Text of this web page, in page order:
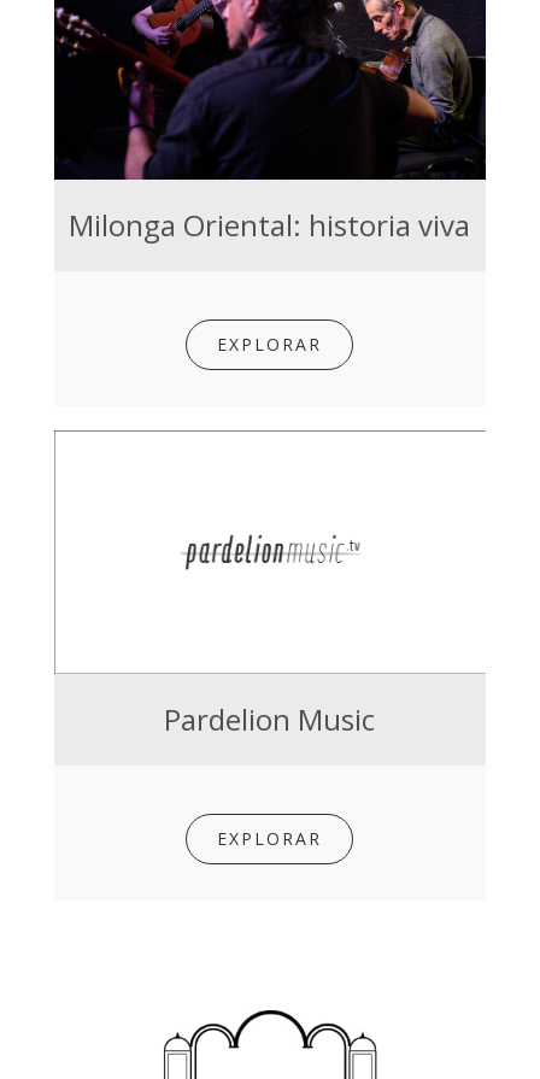
Milonga Oriental: historia viva
EXPLORAR
Pardelion Music
EXPLORAR